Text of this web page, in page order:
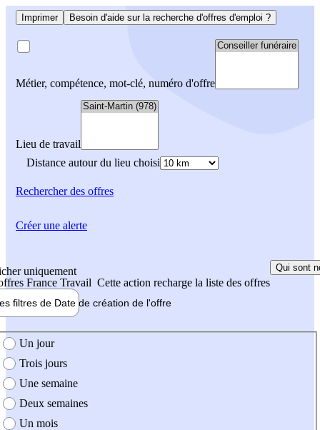
Imprimer Besoin d'aide sur la recherche d'offres d'emploi ?
Métier, compétence, mot-clé, numéro d'offre
Lieu de travail
Distance autour du lieu choisi
Rechercherdes offres
uniquement
France Travail Cette action recharge la liste des offres
Qui sont
filtres de Date de création de l'offre
création de l'offre
Un jour
Trois jours
Une semaine
Deux semaines
Un mois
Créer une alerte